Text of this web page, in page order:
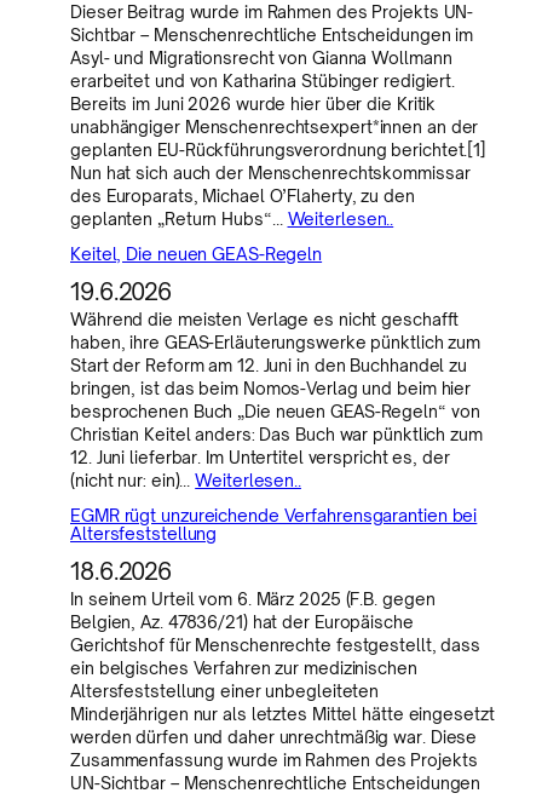
Dieser Beitrag wurde im Rahmen des Projekts UN-
Sichtbar – Menschenrechtliche Entscheidungen im
Asyl- und Migrationsrecht von Gianna Wollmann
erarbeitet und von Katharina Stübinger redigiert.
Bereits im Juni 2026 wurde hier über die Kritik
unabhängiger Menschenrechtsexpert*innen an der
geplanten EU-Rückführungsverordnung berichtet.[1]
Nun hat sich auch der Menschenrechtskommissar
des Europarats, Michael O’Flaherty, zu den
geplanten „Return Hubs“… Weiterlesen..
Keitel, Die neuen GEAS-Regeln
19.6.2026
Während die meisten Verlage es nicht geschafft
haben, ihre GEAS-Erläuterungswerke pünktlich zum
Start der Reform am 12. Juni in den Buchhandel zu
bringen, ist das beim Nomos-Verlag und beim hier
besprochenen Buch „Die neuen GEAS-Regeln“ von
Christian Keitel anders: Das Buch war pünktlich zum
12. Juni lieferbar. Im Untertitel verspricht es, der
(nicht nur: ein)…Weiterlesen..
EGMR rügt unzureichende Verfahrensgarantien bei
Altersfeststellung
18.6.2026
In seinem Urteil vom 6. März 2025 (F.B. gegen
Belgien, Az. 47836/21) hat der Europäische
Gerichtshof für Menschenrechte festgestellt, dass
ein belgisches Verfahren zur medizinischen
Altersfeststellung einer unbegleiteten
Minderjährigen nur als letztes Mittel hätte eingesetzt
werden dürfen und daher unrechtmäßig war. Diese
Zusammenfassung wurde im Rahmen des Projekts
UN-Sichtbar – Menschenrechtliche Entscheidungen